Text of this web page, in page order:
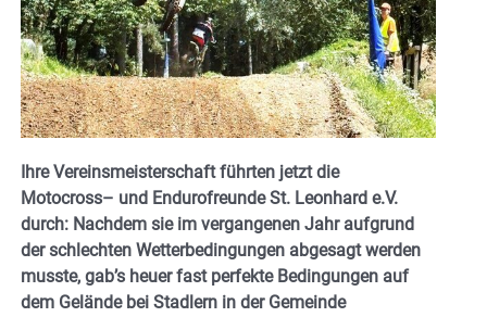
Ihre Vereinsmeisterschaft führten jetzt die
Motocross– und Endurofreunde St. Leonhard e.V.
durch: Nachdem sie im vergangenen Jahr aufgrund
der schlechten Wetterbedingungen abgesagt werden
musste, gab’s heuer fast perfekte Bedingungen auf
dem Gelände bei Stadlern in der Gemeinde